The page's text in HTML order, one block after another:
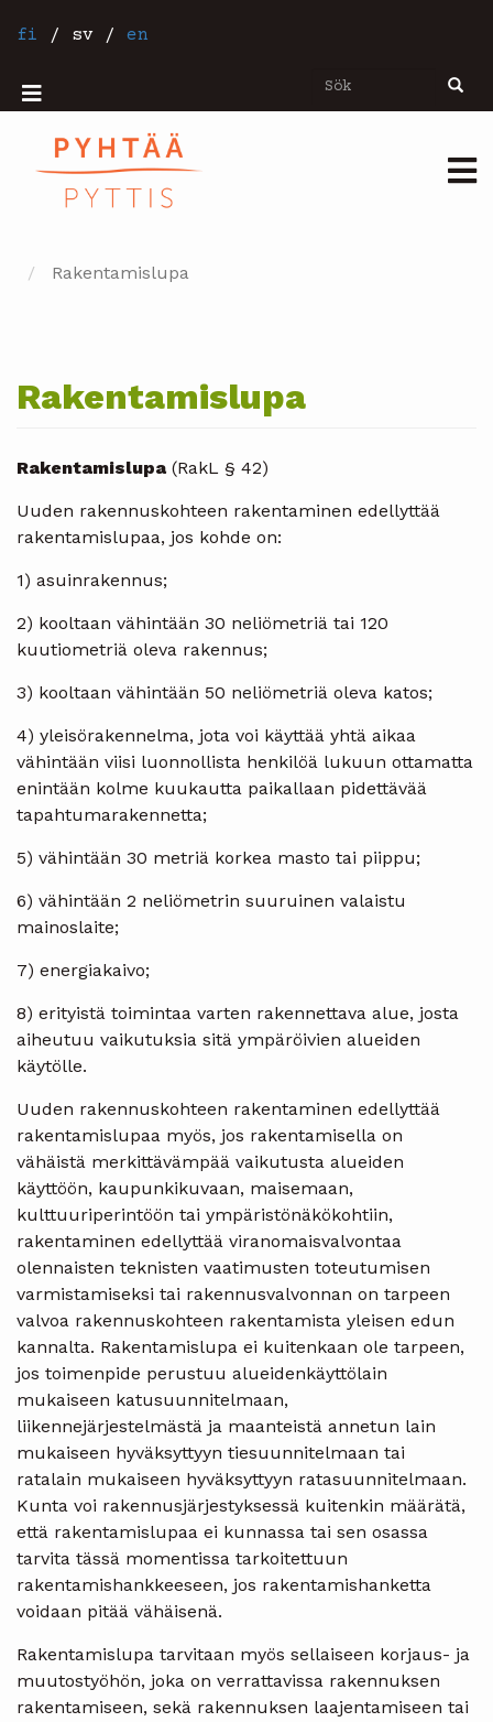
tillfi / sv / en
Sök Sök
Mobiilivalikko
Rakentamislupa
Rakentamislupa
Rakentamislupa(RakL § 42)
Uuden rakennuskohteen rakentaminen edellyttää
rakentamislupaa, jos kohde on:
1) asuinrakennus;
2) kooltaan vähintään 30 neliömetriä tai 120
kuutiometriä oleva rakennus;
3) kooltaan vähintään 50 neliömetriä oleva katos;
4) yleisörakennelma, jota voi käyttää yhtä aikaa
vähintään viisi luonnollista henkilöä lukuun ottamatta
enintään kolme kuukautta paikallaan pidettävää
tapahtumarakennetta;
5) vähintään 30 metriä korkea masto tai piippu;
6) vähintään 2 neliömetrin suuruinen valaistu
mainoslaite;
7) energiakaivo;
8) erityistä toimintaa varten rakennettava alue, josta
aiheutuu vaikutuksia sitä ympäröivien alueiden
käytölle.
Uuden rakennuskohteen rakentaminen edellyttää
rakentamislupaa myös, jos rakentamisella on
vähäistä merkittävämpää vaikutusta alueiden
käyttöön, kaupunkikuvaan, maisemaan,
kulttuuriperintöön tai ympäristönäkökohtiin,
rakentaminen edellyttää viranomaisvalvontaa
olennaisten teknisten vaatimusten toteutumisen
varmistamiseksi tai rakennusvalvonnan on tarpeen
valvoa rakennuskohteen rakentamista yleisen edun
kannalta. Rakentamislupa ei kuitenkaan ole tarpeen,
jos toimenpide perustuu alueidenkäyttölain
mukaiseen katusuunnitelmaan,
liikennejärjestelmästä ja maanteistä annetun lain
mukaiseen hyväksyttyyn tiesuunnitelmaan tai
ratalain mukaiseen hyväksyttyyn ratasuunnitelmaan.
Kunta voi rakennusjärjestyksessä kuitenkin määrätä,
että rakentamislupaa ei kunnassa tai sen osassa
tarvita tässä momentissa tarkoitettuun
rakentamishankkeeseen, jos rakentamishanketta
voidaan pitää vähäisenä.
Rakentamislupa tarvitaan myös sellaiseen korjaus- ja
muutostyöhön, joka on verrattavissa rakennuksen
rakentamiseen, sekä rakennuksen laajentamiseen tai